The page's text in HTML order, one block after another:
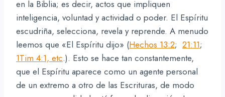
en la Biblia; es decir, actos que impliquen
inteligencia, voluntad y actividad o poder. El Espíritu
escudriña, selecciona, revela y reprende. A menudo
leemos que «El Espíritu dijo» (Hechos 13:2; 21:11;
1Tim 4:1, etc.). Esto se hace tan constantemente,
que el Espíritu aparece como un agente personal
de un extremo a otro de las Escrituras, de modo